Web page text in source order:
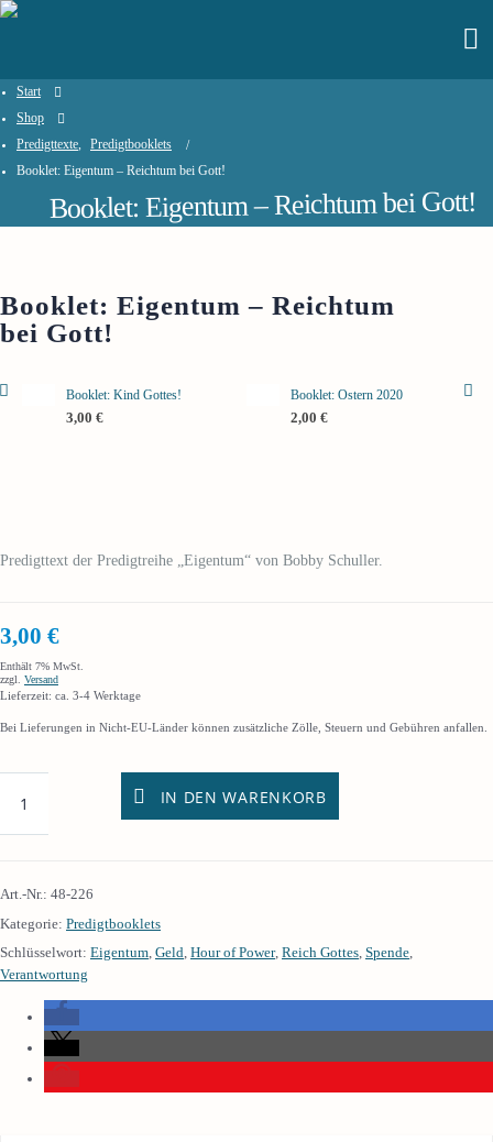
Start
Shop
Predigttexte,
Predigtbooklets
Booklet: Eigentum – Reichtum bei Gott!
Booklet: Eigentum – Reichtum bei Gott!
Booklet: Eigentum – Reichtum
bei Gott!
Booklet: Kind Gottes!
3,00 €
Booklet: Ostern 2020
2,00 €
Predigttext der Predigtreihe „Eigentum“ von Bobby Schuller.
3,00 €
Enthält 7% MwSt.
zzgl. Versand
Lieferzeit: ca. 3-4 Werktage
Bei Lieferungen in Nicht-EU-Länder können zusätzliche Zölle, Steuern und Gebühren anfallen.
IN DEN WARENKORB
Art.-Nr.: 48-226
Kategorie: Predigtbooklets
Schlüsselwort: Eigentum, Geld, Hour of Power, Reich Gottes, Spende,
Verantwortung